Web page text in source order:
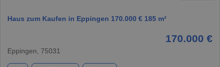
Haus zum Kaufen in Eppingen 170.000 € 185 m²
170.000 €
Eppingen, 75031